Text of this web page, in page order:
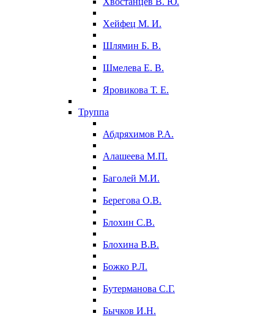
Хейфец М. И.
Шлямин Б. В.
Шмелева Е. В.
Яровикова Т. Е.
Труппа
Абдряхимов Р.А.
Алашеева М.П.
Баголей М.И.
Берегова О.В.
Блохин С.В.
Блохина В.В.
Божко Р.Л.
Бутерманова С.Г.
Бычков И.Н.